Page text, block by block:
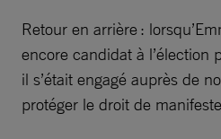
Retour en arrière :
encore candidat à l’élection
il s’était engagé auprès de
protéger le droit de